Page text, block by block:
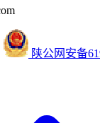
陕公网安备